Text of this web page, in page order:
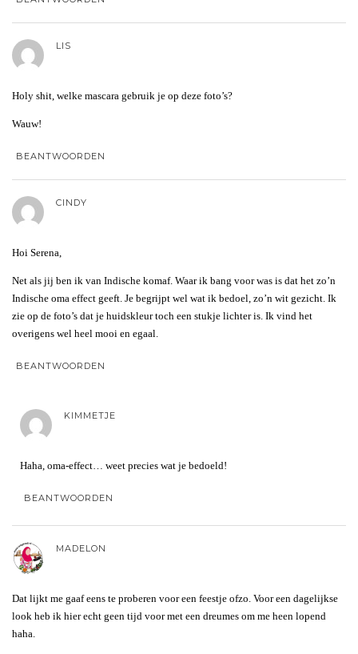
LIS
Holy shit, welke mascara gebruik je op deze foto’s?
Wauw!
BEANTWOORDEN
CINDY
Hoi Serena,
Net als jij ben ik van Indische komaf. Waar ik bang voor was is dat het zo’n
Indische oma effect geeft. Je begrijpt wel wat ik bedoel, zo’n wit gezicht. Ik
zie op de foto’s dat je huidskleur toch een stukje lichter is. Ik vind het
overigens wel heel mooi en egaal.
BEANTWOORDEN
KIMMETJE
Haha, oma-effect… weet precies wat je bedoeld!
BEANTWOORDEN
MADELON
Dat lijkt me gaaf eens te proberen voor een feestje ofzo. Voor een dagelijkse
look heb ik hier echt geen tijd voor met een dreumes om me heen lopend
haha.